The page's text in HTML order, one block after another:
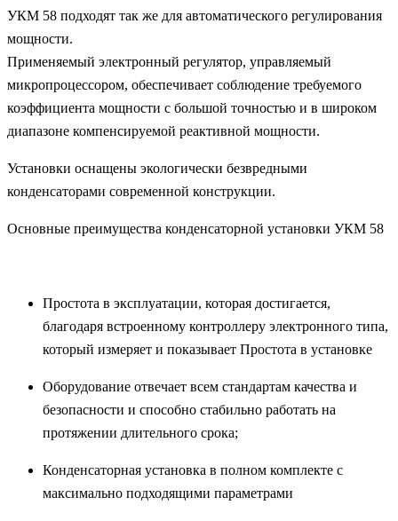
УКМ 58 подходят так же для автоматического регулирования
мощности.
Применяемый электронный регулятор, управляемый
микропроцессором, обеспечивает соблюдение требуемого
коэффициента мощности с большой точностью и в широком
диапазоне компенсируемой реактивной мощности.
Установки оснащены экологически безвредными
конденсаторами современной конструкции.
Основные преимущества конденсаторной установки УКМ 58
Простота в эксплуатации, которая достигается,
благодаря встроенному контроллеру электронного типа,
который измеряет и показывает Простота в установке
Оборудование отвечает всем стандартам качества и
безопасности и способно стабильно работать на
протяжении длительного срока;
Конденсаторная установка в полном комплекте с
максимально подходящими параметрами